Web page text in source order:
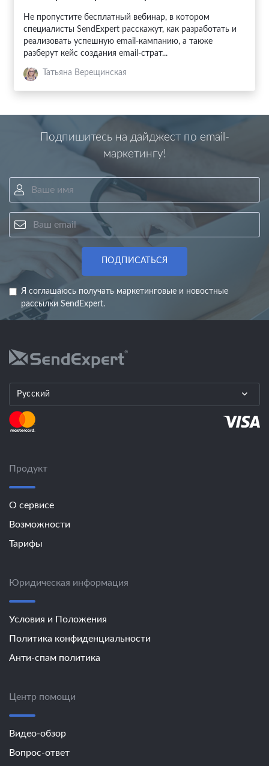
Не пропустите бесплатный вебинар, в котором
специалисты SendExpert расскажут, как разработать и
реализовать успешную email-кампанию, а также
разберут кейс создания email-страт...
Татьяна Верещинская
Подпишитесь на дайджест по email-
маркетингу!
ПОДПИСАТЬСЯ
Я соглашаюсь получать маркетинговые и новостные
рассылки SendExpert.
Русский
Продукт
О сервисе
Возможности
Тарифы
Юридическая информация
Условия и Положения
Политика конфиденциальности
Анти-спам политика
Центр помощи
Видео-обзор
Вопрос-ответ